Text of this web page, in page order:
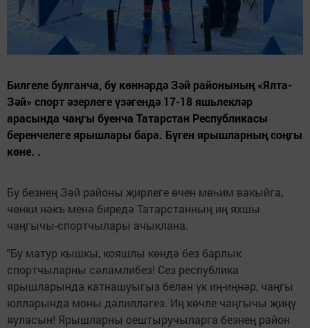
Билгеле булганча, бу көннәрдә Зәй районының «Ялта-
Зәй» спорт әзерлеге үзәгендә 17-18 яшьлекләр
арасында чаңгы буенча Татарстан Республикасы
беренчелеге ярышлары бара. Бүген ярышларның соңгы
көне. .
Бу безнең Зәй районы җирлеге өчен мөһим вакыйга,
чөнки нәкъ менә биредә Татарстанның иң яхшы
чаңгычы-спортчылары ачыклана.
"Бу матур кышкы, кояшлы көндә без барлык
спортчыларны сәламлибез! Сез республика
ярышларында катнашуыгыз белән үк иң-иңнәр, чаңгы
юлларында моны дәлилләгез. Иң көчле чаңгычы җиңү
яуласын! Ярышларны оештыручыларга безнең район